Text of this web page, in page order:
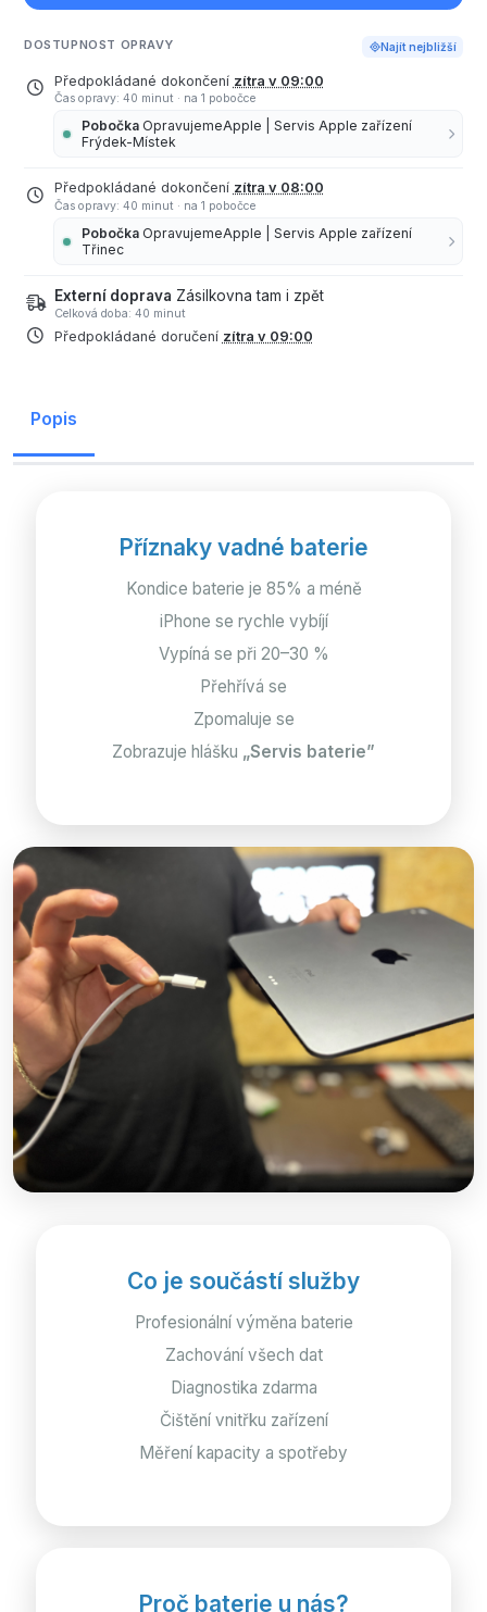
DOSTUPNOST OPRAVY Najít nejbližší
Předpokládané dokončení zítra v 09:00
Čas opravy: 40 minut · na 1 pobočce
Pobočka OpravujemeApple | Servis Apple zařízení
Frýdek-Místek
Předpokládané dokončení zítra v 08:00
Čas opravy: 40 minut · na 1 pobočce
Pobočka OpravujemeApple | Servis Apple zařízení
Třinec
Externí doprava Zásilkovna tam i zpět
Celková doba: 40 minut
Předpokládané doručení zítra v 09:00
Popis
Příznaky vadné baterie
Kondice baterie je 85% a méně
iPhone se rychle vybíjí
Vypíná se při 20–30 %
Přehřívá se
Zpomaluje se
Zobrazuje hlášku „Servis baterie”
Co je součástí služby
Profesionální výměna baterie
Zachování všech dat
Diagnostika zdarma
Čištění vnitřku zařízení
Měření kapacity a spotřeby
Proč baterie u nás?